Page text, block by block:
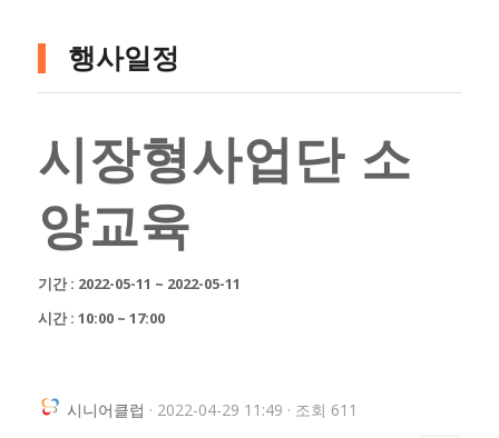
행사일정
시장형사업단 소
양교육
기간 : 2022-05-11 ~ 2022-05-11
시간 : 10:00 ~ 17:00
시니어클럽 · 2022-04-29 11:49 · 조회 611